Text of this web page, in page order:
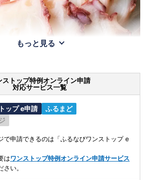
もっと見る
ストップ特例オンライン申請
対応サービス一覧
ップ e申請
ふるまど
で申請できるのは「ふるなびワンストップ e
はワンストップ特例オンライン申請サービス
さい。